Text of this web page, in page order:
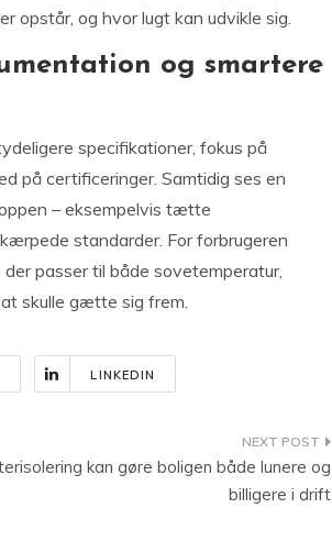
opstår, og hvor lugt kan udvikle sig.
og smartere
specifikationer, fokus på
på certificeringer. Samtidig ses en
– eksempelvis tætte
standarder. For forbrugeren
passer til både sovetemperatur,
skulle gætte sig frem.
LINKEDIN
kan gøre boligen både lunere og
billigere i drift